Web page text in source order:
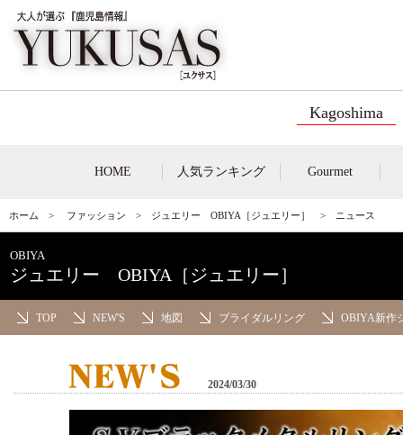
Kagoshima
HOME 人気ランキング Gourmet
ホーム > ファッション > ジュエリー OBIYA［ジュエリー］ > ニュース
OBIYA
ジュエリー OBIYA［ジュエリー］
TOP NEW'S 地図 ブライダルリング OBIYA新作
2024/03/30